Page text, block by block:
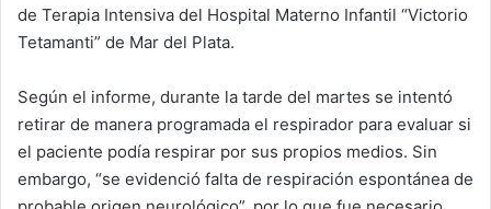
de Terapia Intensiva del Hospital Materno Infantil “Victorio
Tetamanti” de Mar del Plata.
Según el informe, durante la tarde del martes se intentó
retirar de manera programada el respirador para evaluar si
el paciente podía respirar por sus propios medios. Sin
embargo, “se evidenció falta de respiración espontánea de